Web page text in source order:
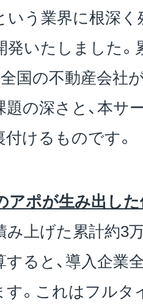
いう業界に根深
いたしました。
全国の不動産会社
の深さと、本サ
けるものです。
アポが生み出し
み上げた累計約3
ると、導入企業
。これはフルタ